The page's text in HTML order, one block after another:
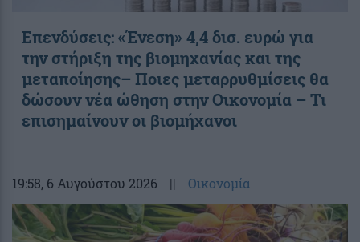
Επενδύσεις: «Ένεση» 4,4 δισ. ευρώ για
την στήριξη της βιομηχανίας και της
μεταποίησης– Ποιες μεταρρυθμίσεις θα
δώσουν νέα ώθηση στην Οικονομία – Τι
επισημαίνουν οι βιομήχανοι
19:58, 6 Αυγούστου 2026 || Οικονομία